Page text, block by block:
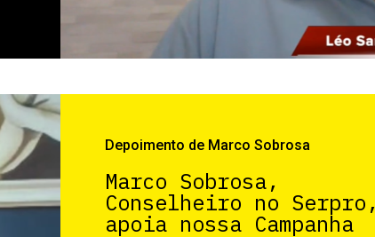
Depoimento de Marco Sobrosa
Marco Sobrosa,
Conselheiro no Serpro,
apoia nossa Campanha